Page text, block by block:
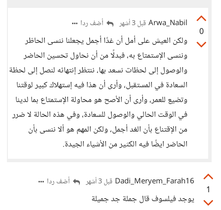
0
Arwa_Nabil قبل 3 أشهر أضف ردا
ولكن العيش على أمل أن غدًا أجمل يجعلنا ننسى الحاظر
وننسى الإستمتاع به، فبدلًا من أن نحاول تحسين الحاضر
والوصول إلى لحظات نسعد بها، ننتظر إنتهائه لنصل إلى لحظة
السعادة في المستقبل، وأرى أن هذا فيه إستهلاك كبير لوقتنا
وتضيع للعمر، وأرى أن الأصح هو محاولة الإستمتاع بما لدينا
في الوقت الحالي والوصول للسعادة، وفي هذه الحالة لا ضرر
من الإقتناع بأن الغد أجمل، ولكن المهم هو ألا ننسى بأن
الحاضر ايضًا فيه الكثير من الأشياء الجيدة.
1
Dadi_Meryem_Farah16 قبل 3 أشهر أضف ردا
يوجد فيلسوف قال جملة جد جميلة